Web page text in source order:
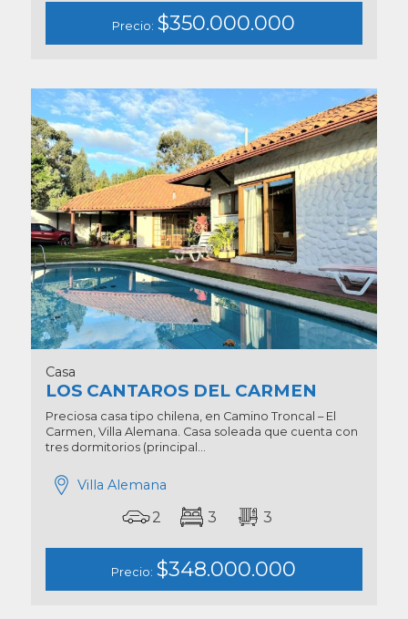
Precio: $350.000.000
Casa
LOS CANTAROS DEL CARMEN
Preciosa casa tipo chilena, en Camino Troncal – El
Carmen, Villa Alemana. Casa soleada que cuenta con
tres dormitorios (principal...
Villa Alemana
2 3 3
Precio: $348.000.000